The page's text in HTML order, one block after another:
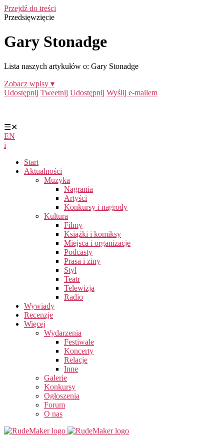
Przejdź do treści
Przedsięwzięcie
Gary Stonadge
Lista naszych artykułów o: Gary Stonadge
Zobacz wpisy ▾
Udostępnij Tweetnij Udostępnij Wyślij e-mailem
☰✕
EN
i
Start
Aktualności
Muzyka
Nagrania
Artyści
Konkursy i nagrody
Kultura
Filmy
Książki i komiksy
Miejsca i organizacje
Podcasty
Prasa i ziny
Styl
Teatr
Telewizja
Radio
Wywiady
Recenzje
Więcej
Wydarzenia
Festiwale
Koncerty
Relacje
Inne
Galerie
Konkursy
Ogłoszenia
Forum
O nas